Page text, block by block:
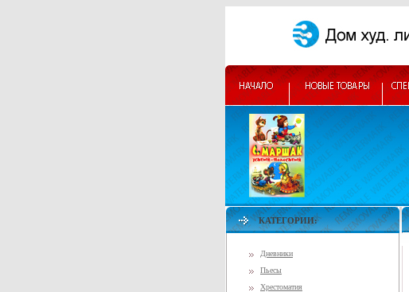
КАТЕГОРИИ:
Дневники
Пьесы
Хрестоматия